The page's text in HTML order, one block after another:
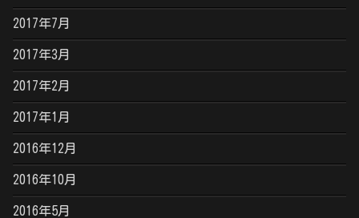
2017年7月
2017年3月
2017年2月
2017年1月
2016年12月
2016年10月
2016年5月